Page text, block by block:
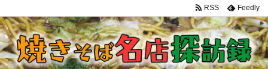
RSS Feedly